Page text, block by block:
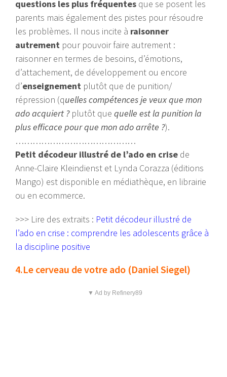
questions les plus fréquentes que se posent les
parents mais également des pistes pour résoudre
les problèmes. Il nous incite à raisonner
autrement pour pouvoir faire autrement :
raisonner en termes de besoins, d’émotions,
d’attachement, de développement ou encore
d’enseignement plutôt que de punition/
répression (quelles compétences je veux que mon
ado acquiert ?plutôt que quelle est la punition la
plus efficace pour que mon ado arrête ?).
……………………………………
Petit décodeur illustré de l’ado en crise de
Anne-Claire Kleindienst et Lynda Corazza (éditions
Mango) est disponible en médiathèque, en librairie
ou en ecommerce.
>>> Lire des extraits : Petit décodeur illustré de
l’ado en crise : comprendre les adolescents grâce à
la discipline positive
4.Le cerveau de votre ado (Daniel Siegel)
▼ Ad by Refinery89